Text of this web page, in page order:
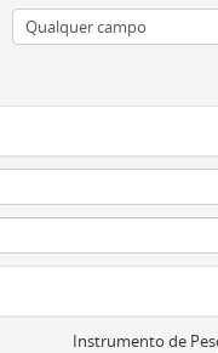
Instrumento de